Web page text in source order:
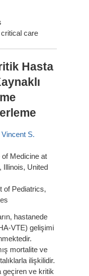
care
Hasta
Vincent S.
Medicine at
Illinois, United
of Pediatrics,
hastanede
VTE) gelişimi
mortalite ve
ilişkilidir.
geçiren ve kritik